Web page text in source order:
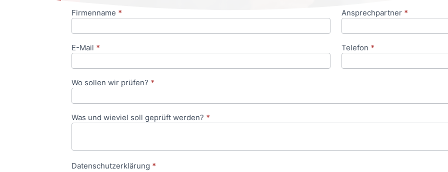
Anfrageformular
Firmenname * Ansprechpartner *
E-Mail * Telefon *
Wo sollen wir prüfen? *
Was und wieviel soll geprüft werden? *
Datenschutzerklärung *